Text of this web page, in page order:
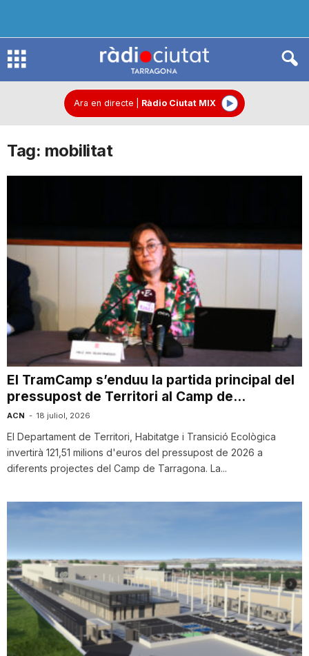
R
d
C
u
a
t
e
T
Ara en directe Ràdio Ciutat MIX
Tag: mobilitat
El TramCamp s’enduu la partida principal del
pressupost de Territori al Camp de...
ACN - 18 juliol, 2026
El Departament de Territori, Habitatge i Transició Ecològica
invertirà 121,51 milions d'euros del pressupost de 2026 a
diferents projectes del Camp de Tarragona. La...